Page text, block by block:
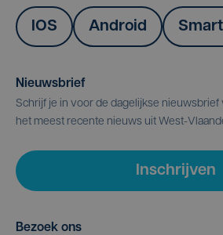
IOS Android
Nieuwsbrief
Schrijf je in voor de dagelijkse nieuwsbrief
het meest recente nieuws uit West-
Inschrijven
Bezoek ons